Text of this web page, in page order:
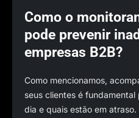
Como o
pode prevenir
empresas B2B?
Como mencionamos,
seus clientes é
dia e quais estão em